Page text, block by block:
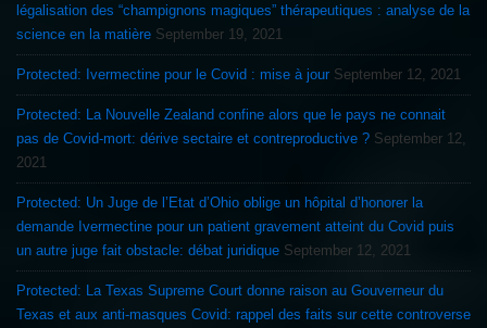
légalisation des “champignons magiques” thérapeutiques : analyse de la
science en la matière September 19, 2021
Protected: Ivermectine pour le Covid : mise à jour September 12, 2021
Protected: La Nouvelle Zealand confine alors que le pays ne connait
pas de Covid-mort: dérive sectaire et contreproductive ? September 12,
2021
Protected: Un Juge de l’Etat d’Ohio oblige un hôpital d’honorer la
demande Ivermectine pour un patient gravement atteint du Covid puis
un autre juge fait obstacle: débat juridique September 12, 2021
Protected: La Texas Supreme Court donne raison au Gouverneur du
Texas et aux anti-masques Covid: rappel des faits sur cette controverse